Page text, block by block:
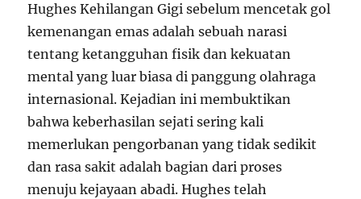
Hughes Kehilangan Gigi sebelum mencetak gol
kemenangan emas adalah sebuah narasi
tentang ketangguhan fisik dan kekuatan
mental yang luar biasa di panggung olahraga
internasional. Kejadian ini membuktikan
bahwa keberhasilan sejati sering kali
memerlukan pengorbanan yang tidak sedikit
dan rasa sakit adalah bagian dari proses
menuju kejayaan abadi. Hughes telah